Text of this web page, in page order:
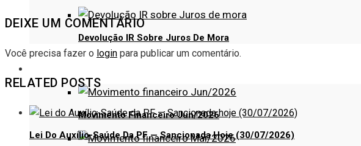
Devolução IR Sobre Juros De Mora
Movimento Financeiro Jun/2026
DEIXE UM COMENTÁRIO
Você precisa fazer o login para publicar um comentário.
RELATED POSTS
Lei Do Auxílio-Saúde Da PF — Sancionada Hoje (30/07/2026)